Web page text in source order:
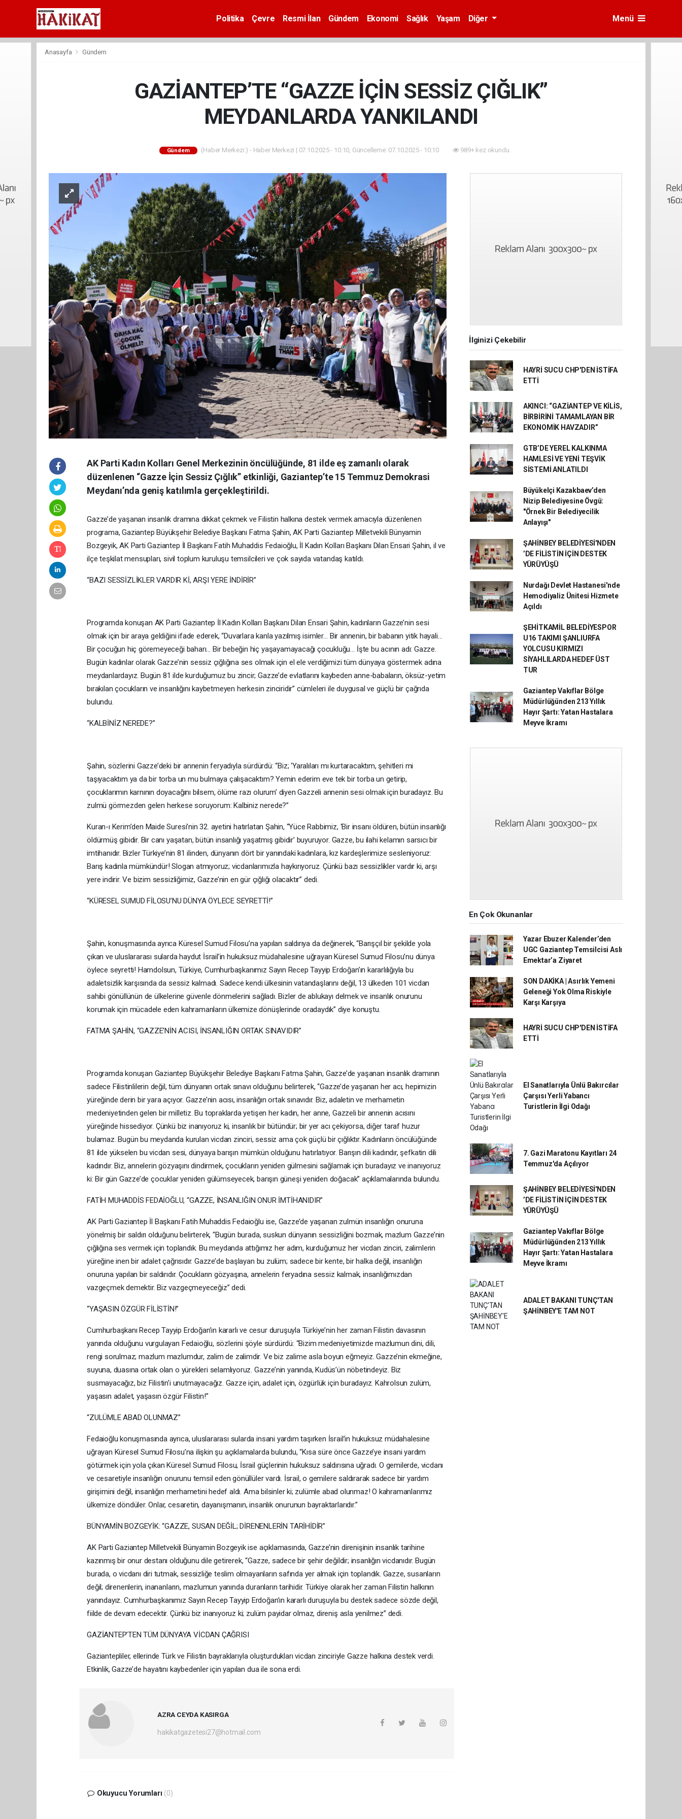
Politika Çevre Resmi İlan Gündem Ekonomi Sağlık Yaşam Diğer Menü
Anasayfa Gündem
GAZİANTEP’TE “GAZZE İÇİN SESSİZ ÇIĞLIK”
MEYDANLARDA YANKILANDI
Gündem (Haber Merkezi ) - Haber Merkezi | 07.10.2025 - 10:10, Güncelleme: 07.10.2025 - 10:10 989+ kez okundu.
AK Parti Kadın Kolları Genel Merkezinin öncülüğünde, 81 ilde eş zamanlı olarak
düzenlenen “Gazze İçin Sessiz Çığlık” etkinliği, Gaziantep’te 15 Temmuz Demokrasi
Meydanı’nda geniş katılımla gerçekleştirildi.
Gazze’de yaşanan insanlık dramına dikkat çekmek ve Filistin halkına destek vermek amacıyla düzenlenen
programa, Gaziantep Büyükşehir Belediye Başkanı Fatma Şahin, AK Parti Gaziantep Milletvekili Bünyamin
Bozgeyik, AK Parti Gaziantep İl Başkanı Fatih Muhaddis Fedaioğlu, İl Kadın Kolları Başkanı Dilan Ensari Şahin, il ve
ilçe teşkilat mensupları, sivil toplum kuruluşu temsilcileri ve çok sayıda vatandaş katıldı.
“BAZI SESSİZLİKLER VARDIR Kİ, ARŞI YERE İNDİRİR”
Programda konuşan AK Parti Gaziantep İl Kadın Kolları Başkanı Dilan Ensari Şahin, kadınların Gazze’nin sesi
olmak için bir araya geldiğini ifade ederek, “Duvarlara kanla yazılmış isimler… Bir annenin, bir babanın yitik hayali…
Bir çocuğun hiç göremeyeceği baharı… Bir bebeğin hiç yaşayamayacağı çocukluğu… İşte bu acının adı: Gazze.
Bugün kadınlar olarak Gazze’nin sessiz çığlığına ses olmak için el ele verdiğimizi tüm dünyaya göstermek adına
meydanlardayız. Bugün 81 ilde kurduğumuz bu zincir; Gazze’de evlatlarını kaybeden anne-babaların, öksüz-yetim
bırakılan çocukların ve insanlığını kaybetmeyen herkesin zinciridir” cümleleri ile duygusal ve güçlü bir çağrıda
bulundu.
“KALBİNİZ NEREDE?”
Şahin, sözlerini Gazze’deki bir annenin feryadıyla sürdürdü: “Biz; ‘Yaralıları mı kurtaracaktım, şehitleri mi
taşıyacaktım ya da bir torba un mu bulmaya çalışacaktım? Yemin ederim eve tek bir torba un getirip,
çocuklarımın karnının doyacağını bilsem, ölüme razı olurum’ diyen Gazzeli annenin sesi olmak için buradayız. Bu
zulmü görmezden gelen herkese soruyorum: Kalbiniz nerede?”
Kuran-ı Kerim’den Maide Suresi’nin 32. ayetini hatırlatan Şahin, “Yüce Rabbimiz, ‘Bir insanı öldüren, bütün insanlığı
öldürmüş gibidir. Bir canı yaşatan, bütün insanlığı yaşatmış gibidir’ buyuruyor. Gazze, bu ilahi kelamın sarsıcı bir
imtihanıdır. Bizler Türkiye’nin 81 ilinden, dünyanın dört bir yanındaki kadınlara, kız kardeşlerimize sesleniyoruz:
Barış kadınla mümkündür! Slogan atmıyoruz; vicdanlarımızla haykırıyoruz. Çünkü bazı sessizlikler vardır ki, arşı
yere indirir. Ve bizim sessizliğimiz, Gazze’nin en gür çığlığı olacaktır” dedi.
“KÜRESEL SUMUD FİLOSU’NU DÜNYA ÖYLECE SEYRETTİ!”
Şahin, konuşmasında ayrıca Küresel Sumud Filosu’na yapılan saldırıya da değinerek, “Barışçıl bir şekilde yola
çıkan ve uluslararası sularda haydut İsrail’in hukuksuz müdahalesine uğrayan Küresel Sumud Filosu’nu dünya
öylece seyretti! Hamdolsun, Türkiye, Cumhurbaşkanımız Sayın Recep Tayyip Erdoğan’ın kararlılığıyla bu
adaletsizlik karşısında da sessiz kalmadı. Sadece kendi ülkesinin vatandaşlarını değil, 13 ülkeden 101 vicdan
sahibi gönüllünün de ülkelerine güvenle dönmelerini sağladı. Bizler de ablukayı delmek ve insanlık onurunu
korumak için mücadele eden kahramanların ülkemize dönüşlerinde oradaydık” diye konuştu.
FATMA ŞAHİN, “GAZZE’NİN ACISI, İNSANLIĞIN ORTAK SINAVIDIR”
Programda konuşan Gaziantep Büyükşehir Belediye Başkanı Fatma Şahin, Gazze’de yaşanan insanlık dramının
sadece Filistinlilerin değil, tüm dünyanın ortak sınavı olduğunu belirterek, “Gazze’de yaşanan her acı, hepimizin
yüreğinde derin bir yara açıyor. Gazze’nin acısı, insanlığın ortak sınavıdır. Biz, adaletin ve merhametin
medeniyetinden gelen bir milletiz. Bu topraklarda yetişen her kadın, her anne, Gazzeli bir annenin acısını
yüreğinde hissediyor. Çünkü biz inanıyoruz ki, insanlık bir bütündür; bir yer acı çekiyorsa, diğer taraf huzur
bulamaz. Bugün bu meydanda kurulan vicdan zinciri, sessiz ama çok güçlü bir çığlıktır. Kadınların öncülüğünde
81 ilde yükselen bu vicdan sesi, dünyaya barışın mümkün olduğunu hatırlatıyor. Barışın dili kadındır, şefkatin dili
kadındır. Biz, annelerin gözyaşını dindirmek, çocukların yeniden gülmesini sağlamak için buradayız ve inanıyoruz
ki: Bir gün Gazze’de çocuklar yeniden gülümseyecek, barışın güneşi yeniden doğacak” açıklamalarında bulundu.
FATİH MUHADDİS FEDAİOĞLU, “GAZZE, İNSANLIĞIN ONUR İMTİHANIDIR”
AK Parti Gaziantep İl Başkanı Fatih Muhaddis Fedaioğlu ise, Gazze’de yaşanan zulmün insanlığın onuruna
yönelmiş bir saldırı olduğunu belirterek, “Bugün burada, suskun dünyanın sessizliğini bozmak, mazlum Gazze’nin
çığlığına ses vermek için toplandık. Bu meydanda attığımız her adım, kurduğumuz her vicdan zinciri, zalimlerin
yüreğine inen bir adalet çağrısıdır. Gazze’de başlayan bu zulüm; sadece bir kente, bir halka değil, insanlığın
onuruna yapılan bir saldırıdır. Çocukların gözyaşına, annelerin feryadına sessiz kalmak, insanlığımızdan
vazgeçmek demektir. Biz vazgeçmeyeceğiz” dedi.
“YAŞASIN ÖZGÜR FİLİSTİN!”
Cumhurbaşkanı Recep Tayyip Erdoğan’ın kararlı ve cesur duruşuyla Türkiye’nin her zaman Filistin davasının
yanında olduğunu vurgulayan Fedaioğlu, sözlerini şöyle sürdürdü: “Bizim medeniyetimizde mazlumun dini, dili,
rengi sorulmaz; mazlum mazlumdur, zalim de zalimdir. Ve biz zalime asla boyun eğmeyiz. Gazze’nin ekmeğine,
suyuna, duasına ortak olan o yürekleri selamlıyoruz. Gazze’nin yanında, Kudüs’ün nöbetindeyiz. Biz
susmayacağız, biz Filistin’i unutmayacağız. Gazze için, adalet için, özgürlük için buradayız. Kahrolsun zulüm,
yaşasın adalet, yaşasın özgür Filistin!”
“ZULÜMLE ABAD OLUNMAZ”
Fedaioğlu konuşmasında ayrıca, uluslararası sularda insani yardım taşırken İsrail’in hukuksuz müdahalesine
uğrayan Küresel Sumud Filosu’na ilişkin şu açıklamalarda bulundu, “Kısa süre önce Gazze’ye insani yardım
götürmek için yola çıkan Küresel Sumud Filosu, İsrail güçlerinin hukuksuz saldırısına uğradı. O gemilerde, vicdanı
ve cesaretiyle insanlığın onurunu temsil eden gönüllüler vardı. İsrail, o gemilere saldırarak sadece bir yardım
girişimini değil, insanlığın merhametini hedef aldı. Ama bilsinler ki; zulümle abad olunmaz! O kahramanlarımız
ülkemize döndüler. Onlar, cesaretin, dayanışmanın, insanlık onurunun bayraktarlarıdır.”
BÜNYAMİN BOZGEYİK: “GAZZE, SUSAN DEĞİL; DİRENENLERİN TARİHİDİR”
AK Parti Gaziantep Milletvekili Bünyamin Bozgeyik ise açıklamasında, Gazze’nin direnişinin insanlık tarihine
kazınmış bir onur destanı olduğunu dile getirerek, “Gazze, sadece bir şehir değildir; insanlığın vicdanıdır. Bugün
burada, o vicdanı diri tutmak, sessizliğe teslim olmayanların safında yer almak için toplandık. Gazze, susanların
değil; direnenlerin, inananların, mazlumun yanında duranların tarihidir. Türkiye olarak her zaman Filistin halkının
yanındayız. Cumhurbaşkanımız Sayın Recep Tayyip Erdoğan’ın kararlı duruşuyla bu destek sadece sözde değil,
fiilde de devam edecektir. Çünkü biz inanıyoruz ki; zulüm payidar olmaz, direniş asla yenilmez” dedi.
GAZİANTEP’TEN TÜM DÜNYAYA VİCDAN ÇAĞRISI
Gaziantepliler, ellerinde Türk ve Filistin bayraklarıyla oluşturdukları vicdan zinciriyle Gazze halkına destek verdi.
Etkinlik, Gazze’de hayatını kaybedenler için yapılan dua ile sona erdi.
AZRA CEYDA KASIRGA
hakikatgazetesi27@hotmail.com
Okuyucu Yorumları (0)
İlginizi Çekebilir
HAYRİ SUCU CHP'DEN İSTİFA
ETTİ
AKINCI: “GAZİANTEP VE KİLİS,
BİRBİRİNİ TAMAMLAYAN BİR
EKONOMİK HAVZADIR”
GTB’DE YEREL KALKINMA
HAMLESİ VE YENİ TEŞVİK
SİSTEMİ ANLATILDI
Büyükelçi Kazakbaev’den
Nizip Belediyesine Övgü:
"Örnek Bir Belediyecilik
Anlayışı"
ŞAHİNBEY BELEDİYESİ'NDEN
’DE FİLİSTİN İÇİN DESTEK
YÜRÜYÜŞÜ
Nurdağı Devlet Hastanesi'nde
Hemodiyaliz Ünitesi Hizmete
Açıldı
ŞEHİTKAMİL BELEDİYESPOR
U16 TAKIMI ŞANLIURFA
YOLCUSU KIRMIZI
SİYAHLILARDA HEDEF ÜST
TUR
Gaziantep Vakıflar Bölge
Müdürlüğünden 213 Yıllık
Hayır Şartı: Yatan Hastalara
Meyve İkramı
En Çok Okunanlar
Yazar Ebuzer Kalender’den
UGC Gaziantep Temsilcisi Aslı
Emektar’a Ziyaret
SON DAKİKA | Asırlık Yemeni
Geleneği Yok Olma Riskiyle
Karşı Karşıya
HAYRİ SUCU CHP'DEN İSTİFA
ETTİ
El Sanatlarıyla Ünlü Bakırcılar
Çarşısı Yerli Yabancı
Turistlerin İlgi Odağı
7. Gazi Maratonu Kayıtları 24
Temmuz'da Açılıyor
ŞAHİNBEY BELEDİYESİ'NDEN
’DE FİLİSTİN İÇİN DESTEK
YÜRÜYÜŞÜ
Gaziantep Vakıflar Bölge
Müdürlüğünden 213 Yıllık
Hayır Şartı: Yatan Hastalara
Meyve İkramı
ADALET BAKANI TUNÇ'TAN
ŞAHİNBEY'E TAM NOT